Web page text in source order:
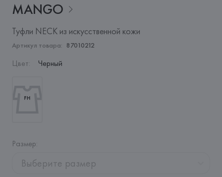
MANGO
Туфли NECK из искусственной кожи
Артикул товара: 87010212
Цвет: Черный
Размер:
Выберите размер